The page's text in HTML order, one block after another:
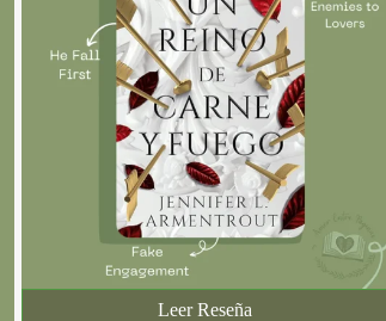
Leer Reseña